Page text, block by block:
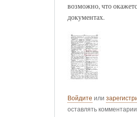
возможно, что
документах.
Войдите или
оставлять комментарии